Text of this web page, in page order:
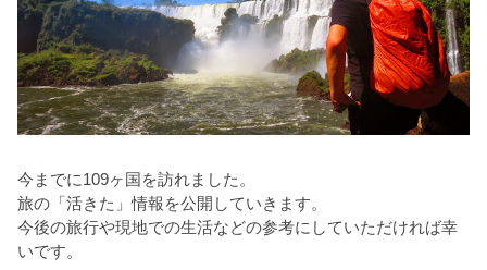
今までに109ヶ国を訪れました。
旅の「活きた」情報を公開していきます。
今後の旅行や現地での生活などの参考にしていただければ幸
いです。